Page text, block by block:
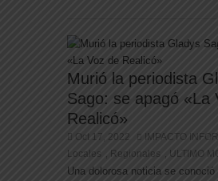
Murió la periodista
Sago: se apagó «La
Realicó»
Oct 17, 2022
IMPACTO
Locales
Regionales ULTIMO
Una dolorosa noticia se conoció